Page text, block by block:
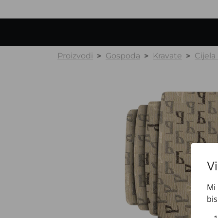
Proizvodi Gospoda Kravate
Mi